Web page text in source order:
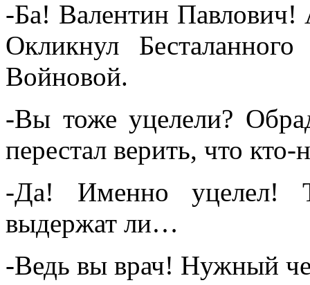
-Ба! Валентин
Окликнул
Войновой.
-Вы тоже уцелели?
перестал верить, что
-Да! Именно уцелел!
выдержат ли…
-Ведь вы врач! Нужный